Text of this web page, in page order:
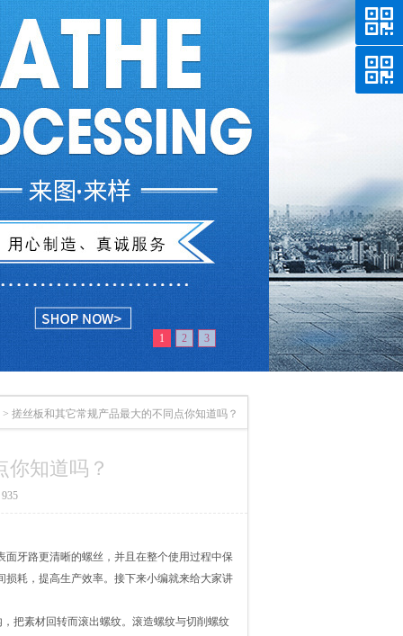
1 2 3
> 搓丝板和其它常规产品最大的不同点你知道吗？
知道吗？
牙路更清晰的螺丝，并且在整个使用过程中保
耗，提高生产效率。接下来小编就来给大家讲
把素材回转而滚出螺纹。滚造螺纹与切削螺纹